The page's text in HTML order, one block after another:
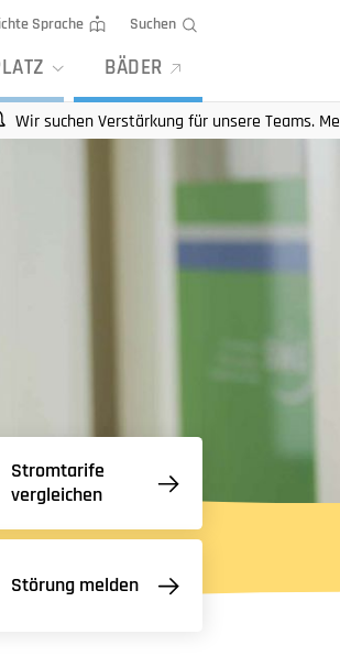
Sprache Suchen
BÄDER
Verstärkung für unsere Teams. Mehr Infos
Stromtarife
vergleichen
Störung melden